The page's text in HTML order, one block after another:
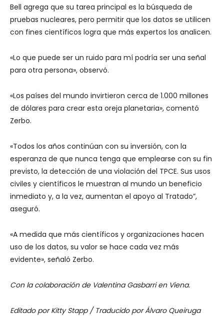
Bell agrega que su tarea principal es la búsqueda de
pruebas nucleares, pero permitir que los datos se utilicen
con fines científicos logra que más expertos los analicen.
«Lo que puede ser un ruido para mí podría ser una señal
para otra persona», observó.
«Los países del mundo invirtieron cerca de 1.000 millones
de dólares para crear esta oreja planetaria», comentó
Zerbo.
«Todos los años continúan con su inversión, con la
esperanza de que nunca tenga que emplearse con su fin
previsto, la detección de una violación del TPCE. Sus usos
civiles y científicos le muestran al mundo un beneficio
inmediato y, a la vez, aumentan el apoyo al Tratado”,
aseguró.
«A medida que más científicos y organizaciones hacen
uso de los datos, su valor se hace cada vez más
evidente», señaló Zerbo.
Con la colaboración de Valentina Gasbarri en Viena.
Editado por Kitty Stapp / Traducido por Álvaro Queiruga